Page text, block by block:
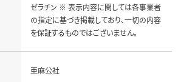
ゼラチン ※ 表示内容に関しては各事業者
の指定に基づき掲載しており、一切の内容
を保証するものではございません。
亜麻公社